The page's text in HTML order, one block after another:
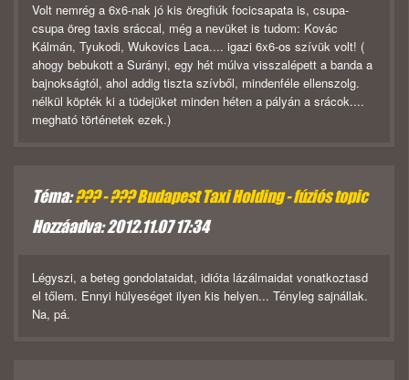
Volt nemrég a 6x6-nak jó kis öregfiúk focicsapata is, csupa-
csupa öreg taxis sráccal, még a nevüket is tudom: Kovác
Kálmán, Tyukodi, Wukovics Laca.... igazi 6x6-os szívük volt! (
ahogy bebukott a Surányi, egy hét múlva visszalépett a banda a
bajnokságtól, ahol addig tiszta szívből, mindenféle ellenszolg.
nélkül köpték ki a tüdejüket minden héten a pályán a srácok....
megható történetek ezek.)
Téma:??? - ??? Budapest Taxi Holding - fúziós topic
Hozzáadva: 2012.11.07 17:34
Légyszi, a beteg gondolataidat, idióta lázálmaidat vonatkoztasd
el tőlem. Ennyi hülyeséget ilyen kis helyen... Tényleg sajnállak.
Na, pá.